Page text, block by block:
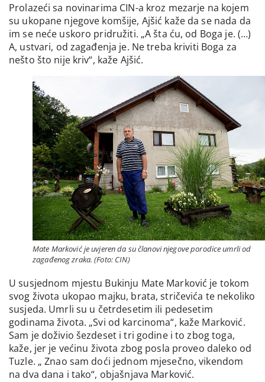
Prolazeći sa novinarima CIN-a kroz mezarje na kojem
su ukopane njegove komšije, Ajšić kaže da se nada da
im se neće uskoro pridružiti. „A šta ću, od Boga je. (…)
A, ustvari, od zagađenja je. Ne treba kriviti Boga za
nešto što nije kriv“, kaže Ajšić.
Mate Marković je uvjeren da su članovi njegove porodice umrli od
zagađenog zraka. (Foto: CIN)
U susjednom mjestu Bukinju Mate Marković je tokom
svog života ukopao majku, brata, stričevića te nekoliko
susjeda. Umrli su u četrdesetim ili pedesetim
godinama života. „Svi od karcinoma“, kaže Marković.
Sam je doživio šezdeset i tri godine i to zbog toga,
kaže, jer je većinu života zbog posla proveo daleko od
Tuzle. „ Znao sam doći jednom mjesečno, vikendom
na dva dana i tako“, objašnjava Marković.